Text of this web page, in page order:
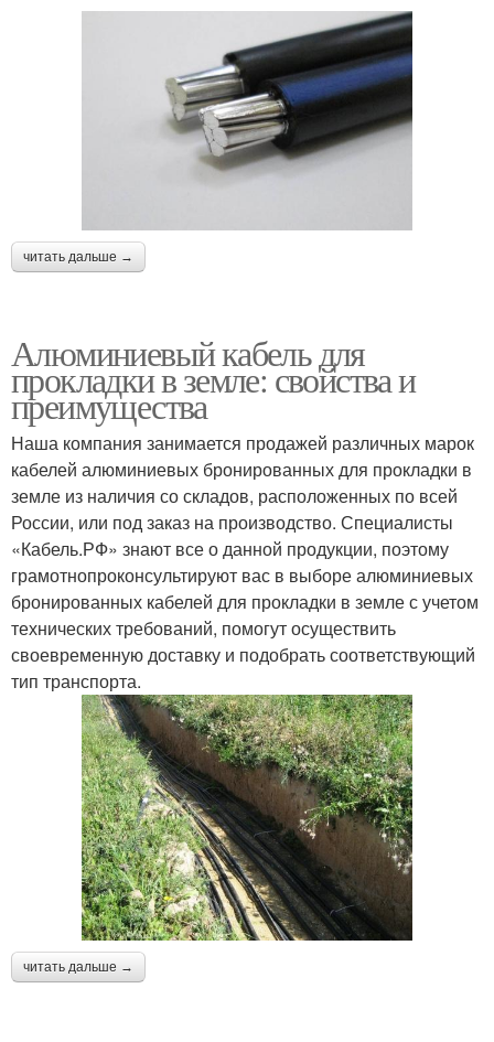
читать дальше →
Алюминиевый кабель для
прокладки в земле: свойства и
преимущества
Наша компания занимается продажей различных марок
кабелей алюминиевых бронированных для прокладки в
земле из наличия со складов, расположенных по всей
России, или под заказ на производство. Специалисты
«Кабель.РФ» знают все о данной продукции, поэтому
грамотнопроконсультируют вас в выборе алюминиевых
бронированных кабелей для прокладки в земле с учетом
технических требований, помогут осуществить
своевременную доставку и подобрать соответствующий
тип транспорта.
читать дальше →